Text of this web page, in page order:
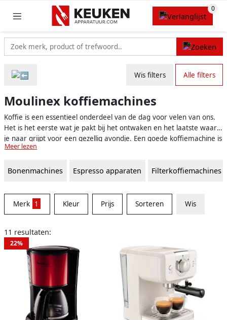
Wis filters Alle filters
Moulinex koffiemachines
Koffie is een essentieel onderdeel van de dag voor velen van ons.
Het is het eerste wat je pakt bij het ontwaken en het laatste waar
je naar grijpt voor een gezellig avondje. Een goede koffiemachine is
dus onmisbaar in ieder huishouden. Moulinex koffiemachines
duurzame apparatuur. Laten we nader bekijken wat Moulinex
voor jouw keuken.
Meer lezen
Bonenmachines Espresso apparaten Filterkoffiemachines
Merk 1 Kleur Prijs Sorteren Wis
11 resultaten:
22%